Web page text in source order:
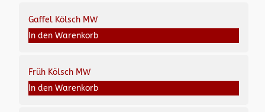
Gaffel Kölsch MW
In den Warenkorb
Früh Kölsch MW
In den Warenkorb